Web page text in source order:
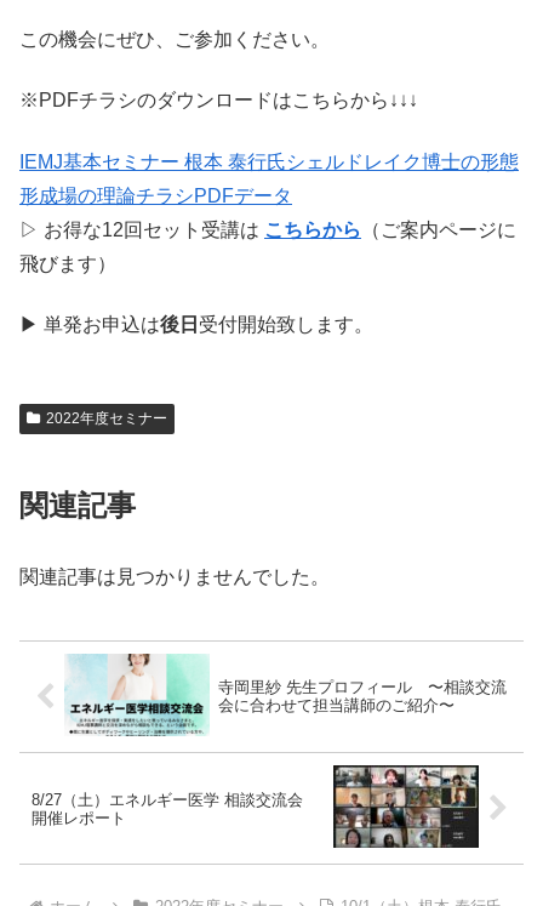
この機会にぜひ、ご参加ください。
※PDFチラシのダウンロードはこちらから↓↓↓
IEMJ基本セミナー 根本 泰行氏シェルドレイク博士の形態
形成場の理論チラシPDFデータ
▷ お得な12回セット受講は こちらから
（ご案内ページに
飛びます）
▶ 単発お申込は後日 受付開始致します。
2022年度セミナー
関連記事
関連記事は見つかりませんでした。
寺岡里紗 先生プロフィール 〜相談交流
会に合わせて担当講師のご紹介〜
8/27（土）エネルギー医学 相談交流会
開催レポート